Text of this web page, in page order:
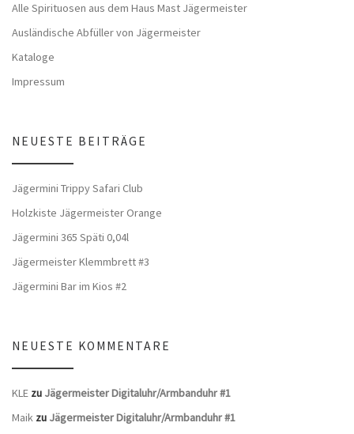
Alle Spirituosen aus dem Haus Mast Jägermeister
Ausländische Abfüller von Jägermeister
Kataloge
Impressum
NEUESTE BEITRÄGE
Jägermini Trippy Safari Club
Holzkiste Jägermeister Orange
Jägermini 365 Späti 0,04l
Jägermeister Klemmbrett #3
Jägermini Bar im Kios #2
NEUESTE KOMMENTARE
KLE zu Jägermeister Digitaluhr/Armbanduhr #1
Maik zu Jägermeister Digitaluhr/Armbanduhr #1